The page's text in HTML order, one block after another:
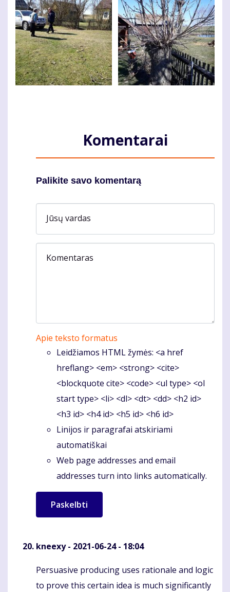
Komentarai
Palikite savo komentarą
Jūsų vardas
Komentaras
Apie teksto formatus
Leidžiamos HTML žymės: <a href
hreflang> <em> <strong> <cite>
<blockquote cite> <code> <ul type> <ol
start type> <li> <dl> <dt> <dd> <h2 id>
<h3 id> <h4 id> <h5 id> <h6 id>
Linijos ir paragrafai atskiriami
automatiškai
Web page addresses and email
addresses turn into links automatically.
kneexy- 2021-06-24 - 18:04
Komentaras
Persuasive producing uses rationale and logic
to prove this certain idea is much significantly